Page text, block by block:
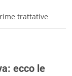
trattative
ecco le